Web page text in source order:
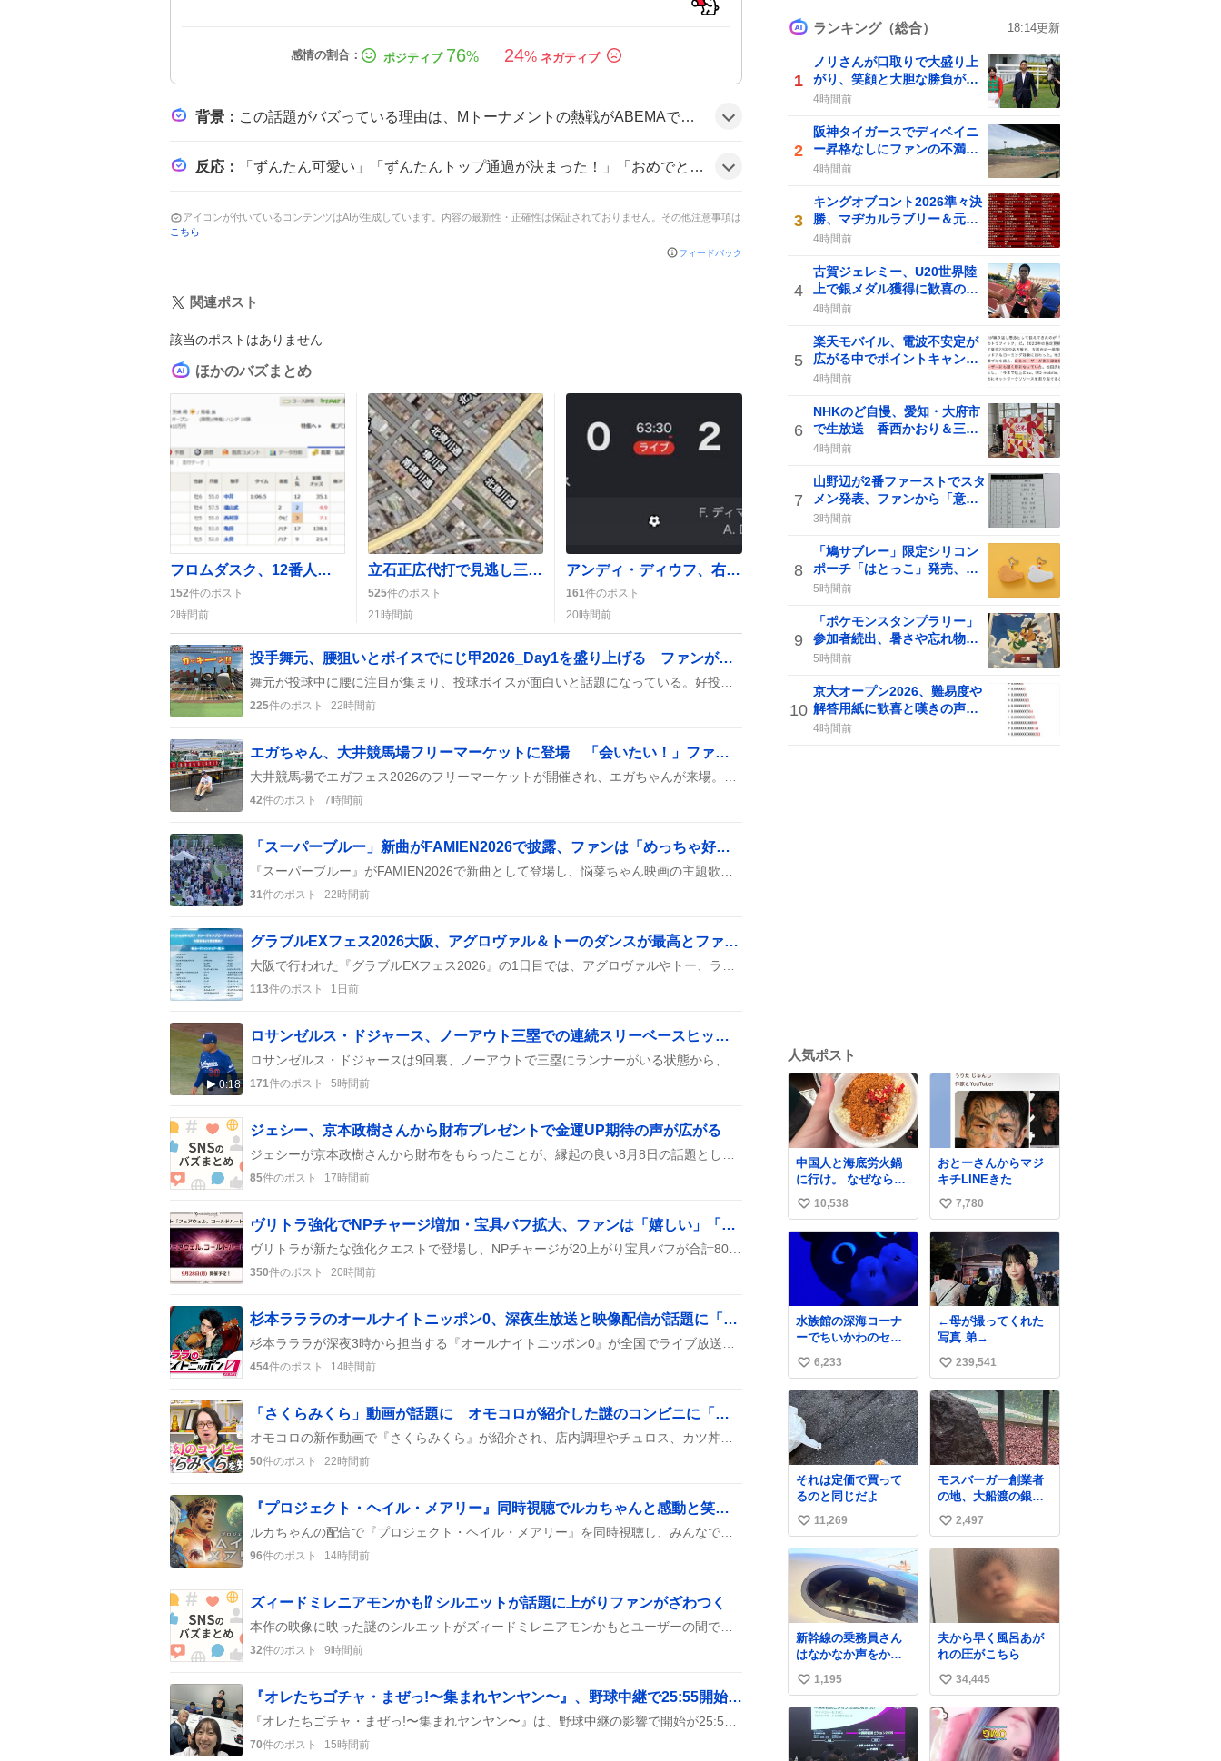
76% 24%
背景 ： この話題がバズっている理由は、Mトーナメントの熱戦がABEMAでライブ配信され、ずんたんの個性的な発声や可愛らしいリアクションが視聴者の目を引き、トップ通過という快挙がファンの歓喜を呼んだためだ。
反応 ： 「ずんたん可愛い」「ずんたんトップ通過が決まった！」「おめでとう」など、ユーザーは連続で称賛の声を上げ、発声の大きさやプレイの強さに「笑えるほど可愛い」と喜びを示す様子がうかがえる。
アイコンが付いているコンテンツはAIが生成しています。内容の最新性・正確性は保証されておりません。その他注意事項は
こちら
フィードバック
関連ポスト
該当のポストはありません
ほかのバズまとめ
フロムダスク、12番人気でCBC賞制覇！中井裕二騎手の快走に歓喜の声
152件のポスト
2時間前
立石正広代打で見逃し三振、ファンの一部からは「代打は無意味」や「二軍降格」の声も
525件のポスト
21時間前
アンディ・ディウフ、右ウイングで得点！インテルの活躍にファン歓喜
161件のポスト
20時間前
投手舞元、腰狙いとボイスでにじ甲2026_Day1を盛り上げる ファンが笑いと応援で沸く
225件のポスト 22時間前
エガちゃん、大井競馬場フリーマーケットに登場 「会いたい！」ファンの熱狂が止まらない
42件のポスト 7時間前
「スーパーブルー」新曲がFAMIEN2026で披露、ファンは「めっちゃ好き」や「最高」感で沸騰
31件のポスト 22時間前
グラブルEXフェス2026大阪、アグロヴァル＆トーのダンスが最高とファン熱狂
113件のポスト 1日前
0:18
ロサンゼルス・ドジャース、ノーアウト三塁での連続スリーベースヒットに同点、延長へ持ち込む
171件のポスト 5時間前
ジェシー、京本政樹さんから財布プレゼントで金運UP期待の声が広がる
85件のポスト 17時間前
ヴリトラ強化でNPチャージ増加・宝具バフ拡大、ファンは「嬉しい」「やっぱり最高」
350件のポスト 20時間前
杉本ラララのオールナイトニッポン0、深夜生放送と映像配信が話題に「感動」「最高」
454件のポスト 14時間前
「さくらみくら」動画が話題に オモコロが紹介した謎のコンビニに「行きたくなった」声続出
50件のポスト 22時間前
『プロジェクト・ヘイル・メアリー』同時視聴でルカちゃんと感動と笑い、ロッキーが可愛すぎと大盛り上がり
96件のポスト 14時間前
ズィードミレニアモンかも⁉ シルエットが話題に上がりファンがざわつく
32件のポスト 9時間前
『オレたちゴチャ・まぜっ!〜集まれヤンヤン〜』、野球中継で25:55開始の深夜生放送が話題に
70件のポスト 15時間前
ランキング（総合） 18:14更新
1
ノリさんが口取りで大盛り上
がり、笑顔と大胆な勝負が話
題に
4時間前
2
阪神タイガースでディベイニ
ー昇格なしにファンの不満が
広がる、木浪が続投
4時間前
3
キングオブコント2026準々決
勝、マヂカルラブリー＆元天
竺鼠出場で期待高まる
4時間前
4
古賀ジェレミー、U20世界陸
上で銀メダル獲得に歓喜の声
が広がる
4時間前
5
楽天モバイル、電波不安定が
広がる中でポイントキャンペ
ーンが話題に
4時間前
6
NHKのど自慢、愛知・大府市
で生放送 香西かおり＆三山
ひろしが登場でファン歓喜
4時間前
7
山野辺が2番ファーストでスタ
メン発表、ファンから「意味
不明」や「笑える」といった
3時間前
8
「鳩サブレー」限定シリコン
ポーチ「はとっこ」発売、フ
ァンが「欲しい」声続出
5時間前
9
「ポケモンスタンプラリー」
参加者続出、暑さや忘れ物も
あるが熱狂的な体験が広がる
5時間前
10
京大オープン2026、難易度や
解答用紙に歓喜と嘆きの声が
交錯
4時間前
人気ポスト
中国人と海底労火鍋
に行け。 なぜならえ
ぐい調合して美味し
すぎる ソースを作っ
てくれるから。
い
い
10,538
おとーさんからマジ
キチLINEきた
い
い
ね
数
7,780
水族館の深海コーナ
ーでちいかわのセイ
レーンぬい取り出し
たら目光っててビビ
りました #ちいかわ
い
い
ね
数
6,233
←母が撮ってくれた
写真 弟→
い
い
ね
数
239,541
それは定価で買って
るのと同じだよ
い
い
数
11,269
モスバーガー創業者
の地、大船渡の銀の
モスバーガーに一
礼。
い
い
2,497
新幹線の乗務員さん
はなかなか声をかけ
づらいのだけど😅 ル
ミエールの運転士さ
ん、運転台にカメラ
マン向けたらお二人
で敬礼🫡✨ 暗くて上
手く撮れないなぁ…
い
い
1,195
夫から早く風呂あが
れの圧がこちら
い
い
ね
数
34,445